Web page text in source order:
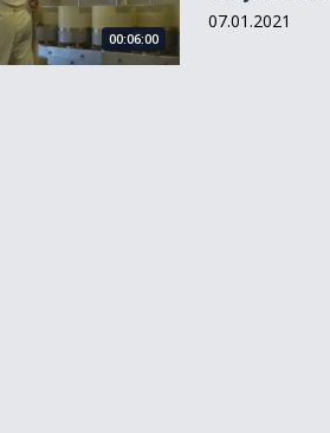
00:06:00
07.01.2021